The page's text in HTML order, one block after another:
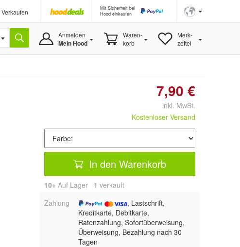
Verkaufen
Mit Sicherheit bei
Hood einkaufen
Anmelden
Mein Hood
Waren-
korb
Merk-
zettel
7,90 €
inkl. MwSt.
Kostenloser Versand
In den Warenkorb
10+ Auf Lager 1 verkauft
Zahlung
, Lastschrift,
Kreditkarte, Debitkarte,
Ratenzahlung, Sofortüberweisung,
Überweisung, Bezahlung nach 30
Tagen